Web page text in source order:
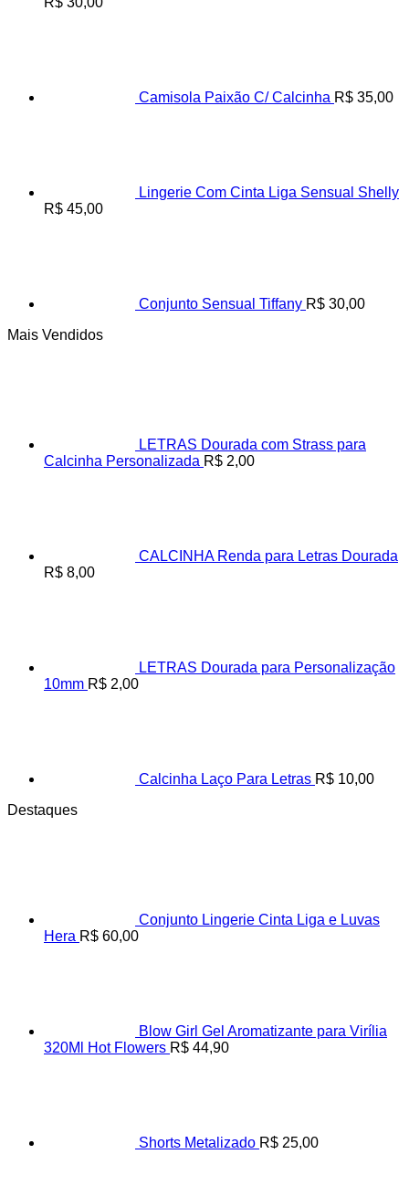
Camisola Paixão C/ Calcinha R$ 35,00
Lingerie Com Cinta Liga Sensual Shelly
R$ 45,00
Conjunto Sensual Tiffany R$ 30,00
Mais Vendidos
LETRAS Dourada com Strass para
Calcinha Personalizada R$ 2,00
CALCINHA Renda para Letras Dourada
R$ 8,00
LETRAS Dourada para Personalização
10mm R$ 2,00
Calcinha Laço Para Letras R$ 10,00
Destaques
Conjunto Lingerie Cinta Liga e Luvas
Hera R$ 60,00
Blow Girl Gel Aromatizante para Virília
320Ml Hot Flowers R$ 44,90
Shorts Metalizado R$ 25,00